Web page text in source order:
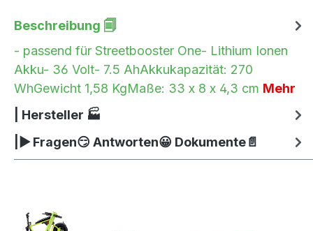
Beschreibung 🗐
- passend für Streetbooster One- Lithium Ionen
Akku- 36 Volt- 7.5 AhAkkukapazität: 270
WhGewicht 1,58 KgMaße: 33 x 8 x 4,3 cm Mehr
| Hersteller 🏭
|▶ Fragen😏 Antworten😀 Dokumente📄